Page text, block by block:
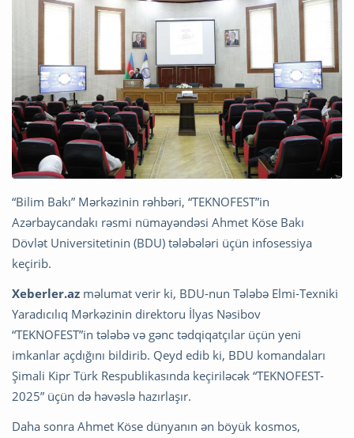
“Bilim Bakı” Mərkəzinin rəhbəri, “TEKNOFEST”in
Azərbaycandakı rəsmi nümayəndəsi Ahmet Köse Bakı
Dövlət Universitetinin (BDU) tələbələri üçün infosessiya
keçirib.
Xeberler.az məlumat verir ki, BDU-nun Tələbə Elmi-Texniki
Yaradıcılıq Mərkəzinin direktoru İlyas Nəsibov
“TEKNOFEST”in tələbə və gənc tədqiqatçılar üçün yeni
imkanlar açdığını bildirib. Qeyd edib ki, BDU komandaları
Şimali Kipr Türk Respublikasında keçiriləcək “TEKNOFEST-
2025” üçün də həvəslə hazırlaşır.
Daha sonra Ahmet Köse dünyanın ən böyük kosmos,